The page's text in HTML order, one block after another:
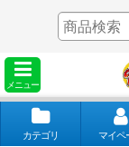
メニュー
カテゴリ マイペ